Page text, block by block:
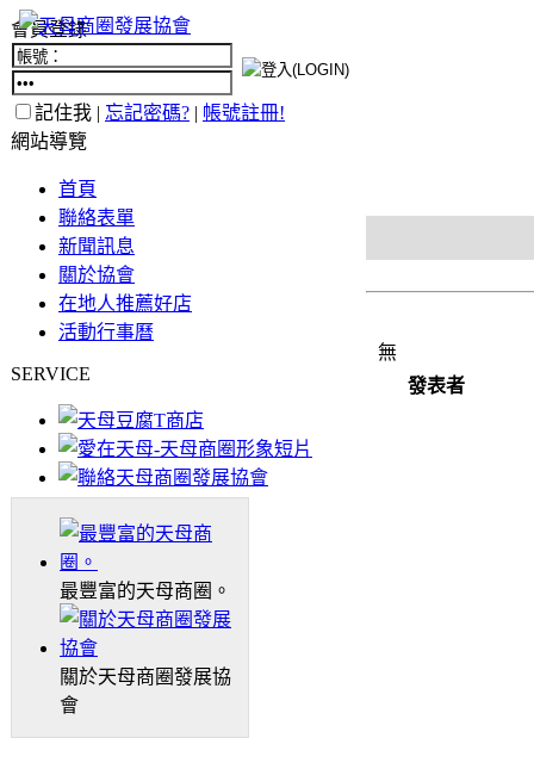
會員登錄
記住我 | 忘記密碼? | 帳號註冊!
網站導覽
首頁
聯絡表單
新聞訊息
關於協會
在地人推薦好店
活動行事曆
SERVICE
最豐富的天母商圈。
關於天母商圈發展協
會
無
發表者